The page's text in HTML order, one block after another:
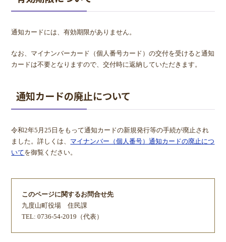
通知カードには、有効期限がありません。
なお、マイナンバーカード（個人番号カード）の交付を受けると通知
カードは不要となりますので、交付時に返納していただきます。
通知カードの廃止について
令和2年5月25日をもって通知カードの新規発行等の手続が廃止され
ました。詳しくは、 マイナンバー（個人番号）通知カードの廃止につ
いてを御覧ください。
このページに関するお問合せ先
九度山町役場住民課
TEL: 0736-54-2019（代表）